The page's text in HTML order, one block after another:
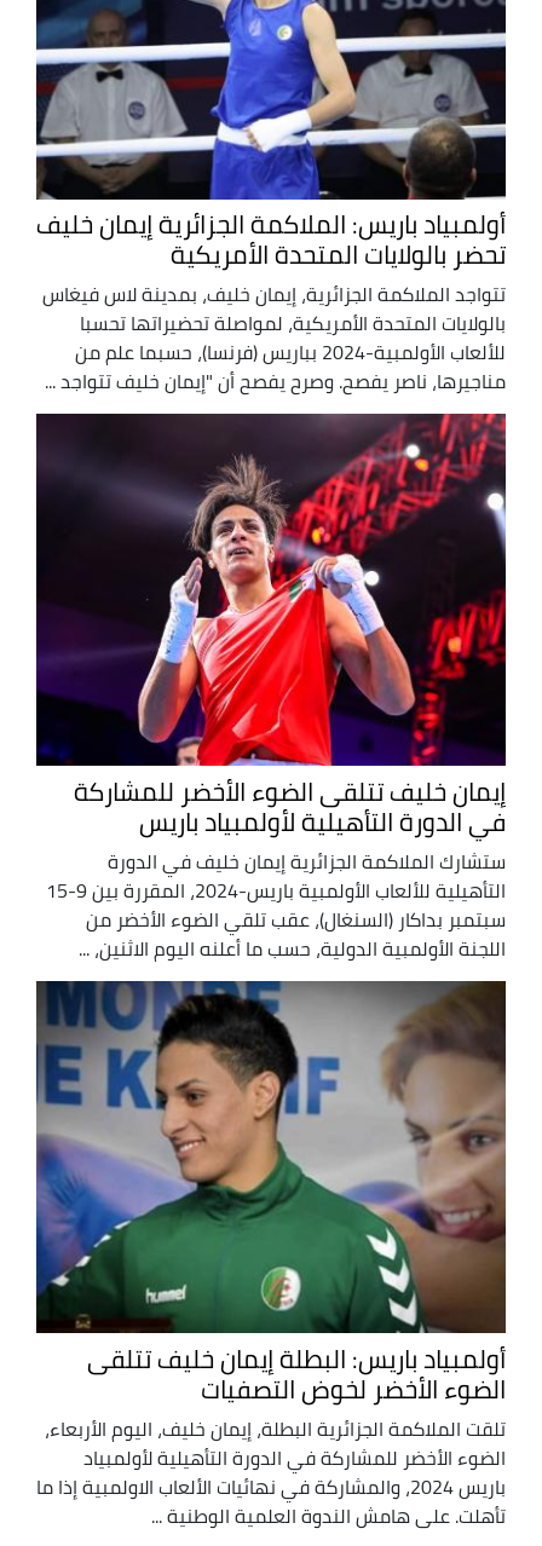
أولمبياد باريس: الملاكمة الجزائرية إيمان خليف
تحضر بالولايات المتحدة الأمريكية
تتواجد الملاكمة الجزائرية، إيمان خليف، بمدينة لاس فيغاس
بالولايات المتحدة الأمريكية، لمواصلة تحضيراتها تحسبا
للألعاب الأولمبية-2024 بباريس (فرنسا)، حسبما علم من
مناجيرها، ناصر يفصح. وصرح يفصح أن "إيمان خليف تتواجد ...
إيمان خليف تتلقى الضوء الأخضر للمشاركة
في الدورة التأهيلية لأولمبياد باريس
ستشارك الملاكمة الجزائرية إيمان خليف في الدورة
التأهيلية للألعاب الأولمبية باريس-2024، المقررة بين 9-15
سبتمبر بداكار (السنغال)، عقب تلقي الضوء الأخضر من
اللجنة الأولمبية الدولية، حسب ما أعلنه اليوم الاثنين، ...
أولمبياد باريس: البطلة إيمان خليف تتلقى
الضوء الأخضر لخوض التصفيات
تلقت الملاكمة الجزائرية البطلة، إيمان خليف، اليوم الأربعاء،
الضوء الأخضر للمشاركة في الدورة التأهيلية لأولمبياد
باريس 2024، والمشاركة في نهائيات الألعاب الاولمبية إذا ما
تأهلت. على هامش الندوة العلمية الوطنية ...